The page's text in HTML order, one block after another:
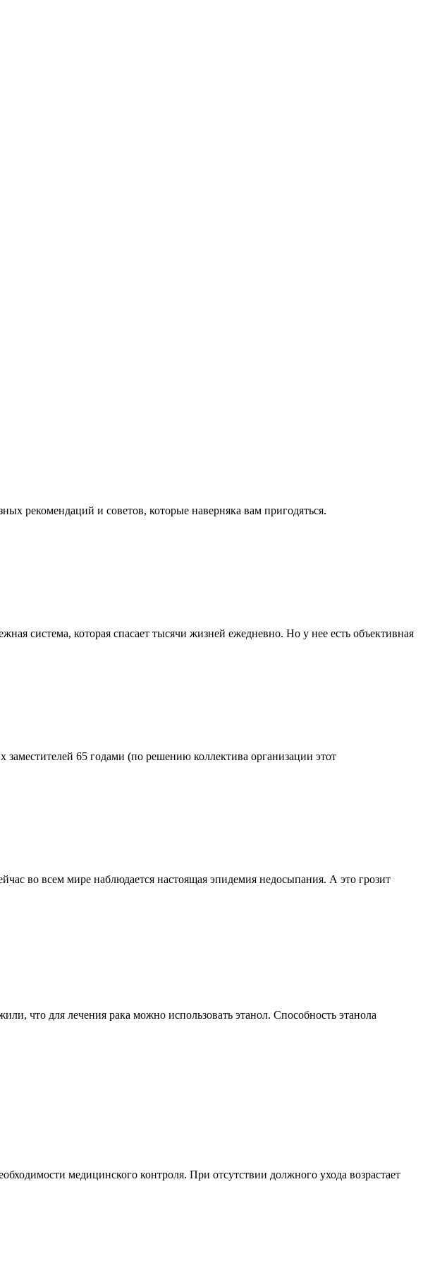
рекомендаций и советов, которые наверняка вам пригодяться.
система, которая спасает тысячи жизней ежедневно. Но у нее есть объективная
65 годами (по решению коллектива организации этот
во всем мире наблюдается настоящая эпидемия недосыпания. А это грозит
что для лечения рака можно использовать этанол. Способность этанола
медицинского контроля. При отсутствии должного ухода возрастает